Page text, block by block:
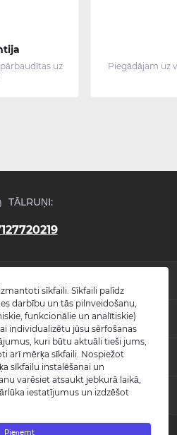
uz
Piegādājam uz
TĀLRUŅI:
sīkfaili. Sīkfaili palīdz
darbību un tās pilnveidošanu,
funkcionālie un analītiskie)
individualizētu jūsu sērfošanas
kuri būtu aktuāli tieši jums,
arī mērķa sīkfaili. Nospiežot
sīkfailu instalēšanai un
varēsiet atsaukt jebkurā laikā,
iestatījumus un izdzēšot
Pieņemt